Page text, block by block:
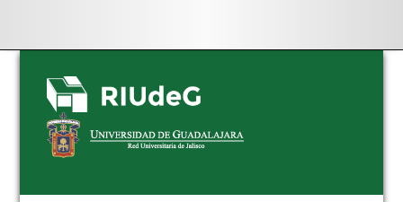
Skip
navigation